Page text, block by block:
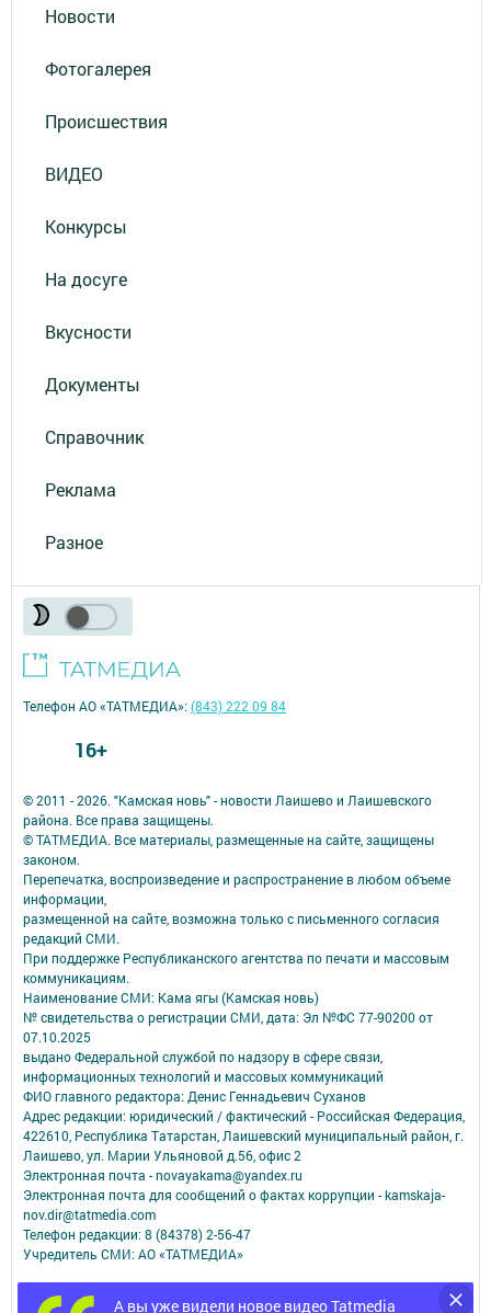
Новости
Фотогалерея
Происшествия
ВИДЕО
Конкурсы
На досуге
Вкусности
Документы
Справочник
Реклама
Разное
А вы уже видели новое видео Tatmedia
© 2011 - 2026. "Камская новь" - новости Лаишево и Лаишевского
района. Все права защищены.
© ТАТМЕДИА. Все материалы, размещенные на сайте, защищены
законом.
Перепечатка, воспроизведение и распространение в любом объеме
информации,
размещенной на сайте, возможна только с письменного согласия
редакций СМИ.
При поддержке Республиканского агентства по печати и массовым
коммуникациям.
Наименование СМИ: Кама ягы (Камская новь)
№ свидетельства о регистрации СМИ, дата: Эл №ФC 77-90200 от
07.10.2025
выдано Федеральной службой по надзору в сфере связи,
информационных технологий и массовых коммуникаций
ФИО главного редактора: Денис Геннадьевич Суханов
Адрес редакции: юридический / фактический - Российская Федерация,
422610, Республика Татарстан, Лаишевский муниципальный район, г.
Лаишево, ул. Марии Ульяновой д.56, офис 2
Электронная почта - novayakama@yandex.ru
Электронная почта для сообщений о фактах коррупции - kamskaja-
nov.dir@tatmedia.com
Телефон редакции: 8 (84378) 2-56-47
Учредитель СМИ: АО «ТАТМЕДИА»
Антикоррупционная политика
Телефон АО «ТАТМЕДИА»:(843) 222 09 84
16+